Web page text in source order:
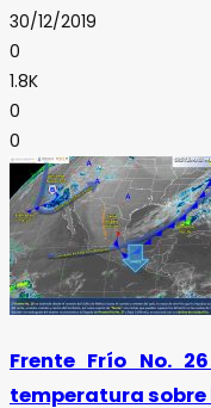
30/12/2019
0
1.8K
0
0
Frente Frío No.
temperatura sobre